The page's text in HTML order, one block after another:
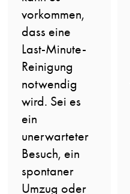
vorkommen,
dass eine
Last-Minute-
Reinigung
notwendig
wird. Sei es
ein
unerwarteter
Besuch, ein
spontaner
Umzug oder